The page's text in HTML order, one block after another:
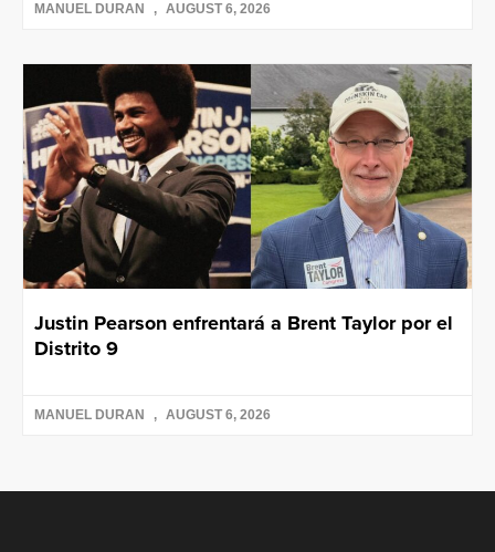
MANUEL DURAN AUGUST 6, 2026
Justin Pearson enfrentará a Brent Taylor por el
Distrito 9
MANUEL DURAN AUGUST 6, 2026